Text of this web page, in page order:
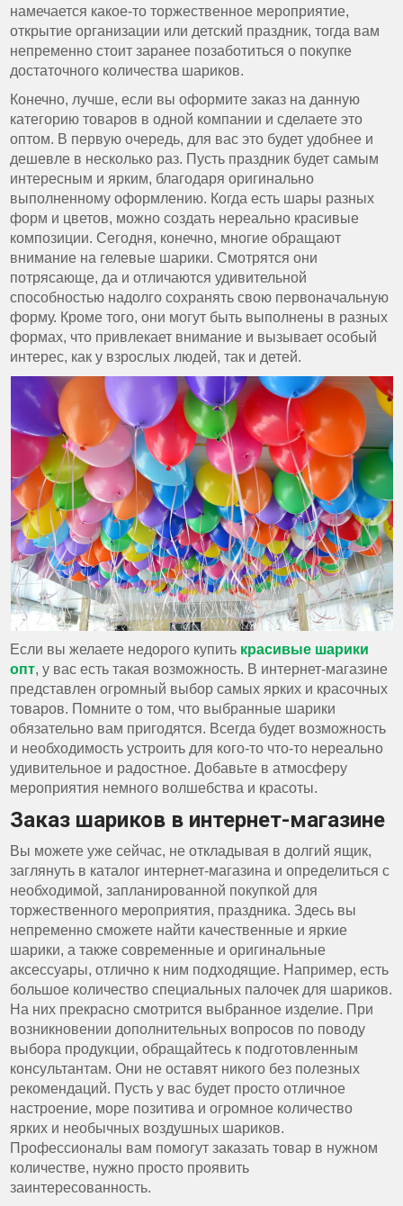
намечается какое-то торжественное мероприятие,
открытие организации или детский праздник, тогда вам
непременно стоит заранее позаботиться о покупке
достаточного количества шариков.
Конечно, лучше, если вы оформите заказ на данную
категорию товаров в одной компании и сделаете это
оптом. В первую очередь, для вас это будет удобнее и
дешевле в несколько раз. Пусть праздник будет самым
интересным и ярким, благодаря оригинально
выполненному оформлению. Когда есть шары разных
форм и цветов, можно создать нереально красивые
композиции. Сегодня, конечно, многие обращают
внимание на гелевые шарики. Смотрятся они
потрясающе, да и отличаются удивительной
способностью надолго сохранять свою первоначальную
форму. Кроме того, они могут быть выполнены в разных
формах, что привлекает внимание и вызывает особый
интерес, как у взрослых людей, так и детей.
Если вы желаете недорого купить красивые шарики
опт, у вас есть такая возможность. В интернет-магазине
представлен огромный выбор самых ярких и красочных
товаров. Помните о том, что выбранные шарики
обязательно вам пригодятся. Всегда будет возможность
и необходимость устроить для кого-то что-то нереально
удивительное и радостное. Добавьте в атмосферу
мероприятия немного волшебства и красоты.
Заказ шариков в интернет-магазине
Вы можете уже сейчас, не откладывая в долгий ящик,
заглянуть в каталог интернет-магазина и определиться с
необходимой, запланированной покупкой для
торжественного мероприятия, праздника. Здесь вы
непременно сможете найти качественные и яркие
шарики, а также современные и оригинальные
аксессуары, отлично к ним подходящие. Например, есть
большое количество специальных палочек для шариков.
На них прекрасно смотрится выбранное изделие. При
возникновении дополнительных вопросов по поводу
выбора продукции, обращайтесь к подготовленным
консультантам. Они не оставят никого без полезных
рекомендаций. Пусть у вас будет просто отличное
настроение, море позитива и огромное количество
ярких и необычных воздушных шариков.
Профессионалы вам помогут заказать товар в нужном
количестве, нужно просто проявить
заинтересованность.